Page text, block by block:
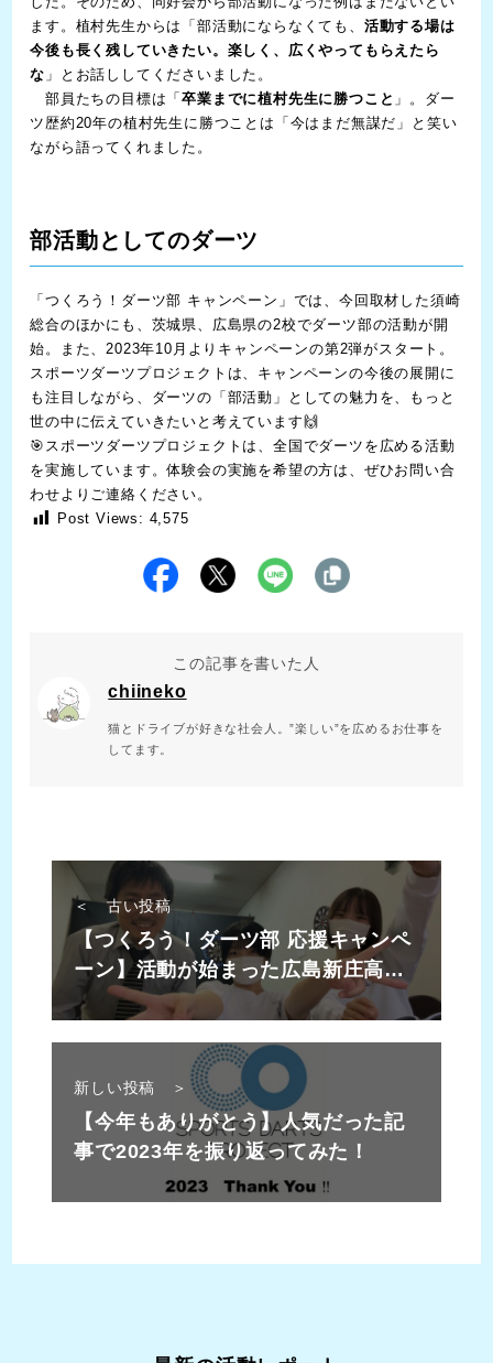
ます。植村先生からは「部活動にならなくても、 活動する場は
今後も長く残していきたい。楽しく、広くやってもらえたら
な 」とお話ししてくださいました。
部員たちの目標は「卒業までに植村先生に勝つこと 」。ダー
ツ歴約20年の植村先生に勝つことは「今はまだ無謀だ」と笑い
ながら語ってくれました。
部活動としてのダーツ
「つくろう！ダーツ部 キャンペーン」では、今回取材した須崎
総合のほかにも、茨城県、広島県の2校でダーツ部の活動が開
始。また、2023年10月よりキャンペーンの第2弾がスタート。
スポーツダーツプロジェクトは、キャンペーンの今後の展開に
も注目しながら、ダーツの「部活動」としての魅力を、もっと
世の中に伝えていきたいと考えています🙌
🎯スポーツダーツプロジェクトは、全国でダーツを広める活動
を実施しています。体験会の実施を希望の方は、ぜひお問い合
わせよりご連絡ください。
Post Views: 4,575
この記事を書いた人
chiineko
猫とドライブが好きな社会人。”楽しい”を広めるお仕事を
してます。
＜ 古い投稿
【つくろう！ダーツ部 応援キャンペ
ーン】活動が始まった広島新庄高校
に話を聞いてみました
新しい投稿 ＞
【今年もありがとう】人気だった記
事で2023年を振り返ってみた！